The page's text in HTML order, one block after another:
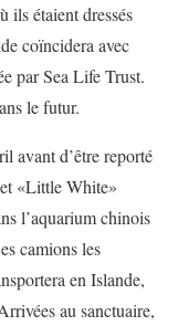
ils étaient dressés
coïncidera avec
par Sea Life Trust.
le futur.
avant d’être reporté
«Little White»
l’aquarium chinois
camions les
en Islande,
au sanctuaire,